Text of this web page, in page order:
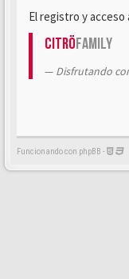
El registro y
CitröFamily
Disfrutando
Funcionando con phpBB -